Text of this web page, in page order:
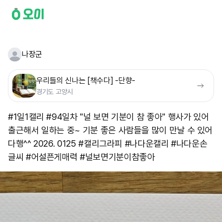
나장군
우리들의 신나는 [책수다] -단향-
경기도 고양시
#1일1캘리 #94일차 "널 보면 기분이 참 좋아" 행사가 있어
출근해서 일하는 중~ 기분 좋은 사람들을 많이 만날 수 있어
다행^^ 2026. 0125 #캘리그라피 #나다운캘리 #나다운손
글씨 #어설픈게매력 #널보면기분이참좋아